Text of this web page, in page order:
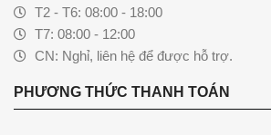
T2 - T6: 08:00 - 18:00
T7: 08:00 - 12:00
CN: Nghỉ, liên hệ để được hỗ trợ.
PHƯƠNG THỨC THANH TOÁN